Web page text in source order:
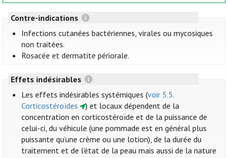
Contre-indications
Infections cutanées bactériennes, virales ou mycosiques
non traitées.
Rosacée et dermatite périorale.
Effets indésirables
Les effets indésirables systémiques (voir 5.5.
Corticostéroïdes
) et locaux dépendent de la
concentration en corticostéroïde et de la puissance de
celui-ci, du véhicule (une pommade est en général plus
puissante qu’une crème ou une lotion), de la durée du
traitement et de l’état de la peau mais aussi de la nature